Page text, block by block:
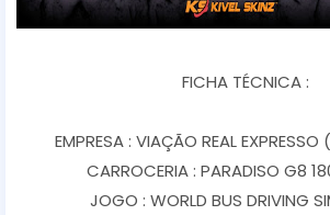
FICHA TÉCNICA :
EMPRESA : VIAÇÃO REAL
CARROCERIA : PARADISO G8
JOGO : WORLD BUS DRIVING